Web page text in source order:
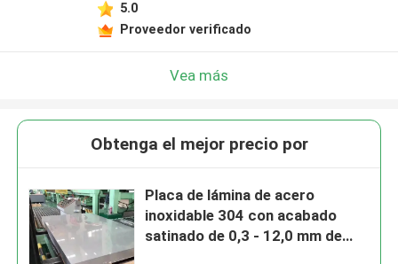
5.0
Proveedor verificado
Vea más
Obtenga el mejor precio por
Placa de lámina de acero
inoxidable 304 con acabado
satinado de 0,3 - 12,0 mm de